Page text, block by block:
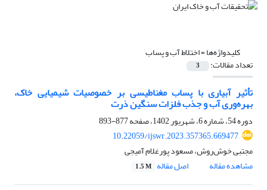
کلیدواژه‌ها =اختلاط آب و پساب
تعداد مقالات: 3
تأثیر آبیاری با پساب مغناطیسی بر خصوصیات شیمیایی خاک،
بهره‌وری آب و جذب فلزات سنگین ذرت
دوره 54، شماره 6، شهریور 1402، صفحه
877-893
10.22059/ijswr.2023.357365.669477
مجتبی خوش‌روش، مسعود پورغلام آمیجی
مشاهده مقاله
اصل مقاله 1.5 M